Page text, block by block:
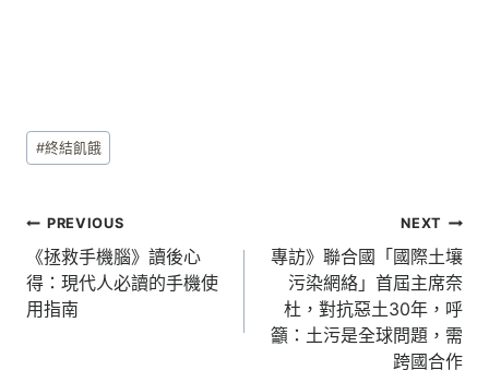
Post
Tags:
#終結飢餓
文
章
導
PREVIOUS
《拯救手機腦》讀後心
得：現代人必讀的手機使
用指南
NEXT
專訪》聯合國「國際土壤
污染網絡」首屆主席奈
杜，對抗惡土30年，呼
籲：土污是全球問題，需
跨國合作